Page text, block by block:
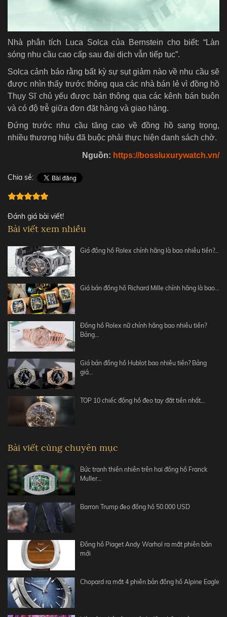
Nhà phân tích Luca Solca của Bernstein cho biết: “Làn
sóng nhu cầu cao cấp sau đại dịch vẫn tiếp tục”.
Solca cảnh báo rằng bất kỳ sự sụt giảm nào về nhu cầu sẽ
được nhìn thấy trước thông qua các nhà bán lẻ vì đồng hồ
Thụy Sĩ chủ yếu được bán thông qua các kênh bán buôn
và có độ trễ giữa đơn đặt hàng và giao hàng.
Đứng trước nhu cầu tăng cao về đồng hồ sang trọng,
nhiều thương hiệu đã buộc phải thực hiện danh sách chờ.
Nguồn: https://bossluxurywatch.vn/
Chia sẻ:
Đánh giá bài viết!
Bài viết xem nhiều
Giá đồng hồ Rolex chính hãng là bao nhiêu tiền?…
Giá bán đồng hồ Richard Mille chính hãng là bao…
Đồng hồ Rolex nữ chính hãng bao nhiêu tiền?
Bảng…
Giá bán đồng hồ Hublot bao nhiêu tiền? Bảng
giá…
TOP 10 chiếc đồng hồ đeo tay đắt tiền nhất…
Bài viết cùng chuyên mục
Bức tranh thiên nhiên trên hai đồng hồ Franck
Muller…
Barron Trump đeo đồng hồ 50.000 USD
Đồng hồ Piaget Andy Warhol ra mắt phiên bản
mới
Chopard ra mắt 4 phiên bản đồng hồ Alpine Eagle